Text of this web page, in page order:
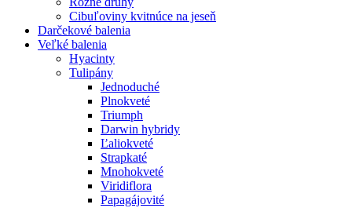
Cibuľoviny kvitnúce na jeseň
Darčekové balenia
Veľké balenia
Hyacinty
Tulipány
Jednoduché
Plnokveté
Triumph
Darwin hybridy
Ľaliokveté
Strapkaté
Mnohokveté
Viridiflora
Papagájovité